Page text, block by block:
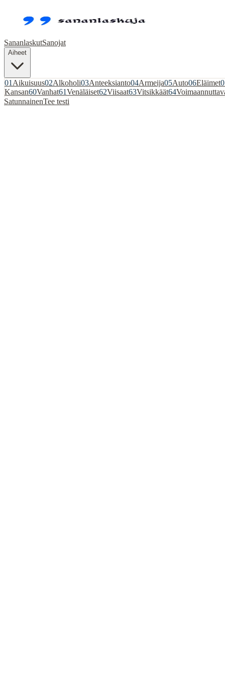
SananlaskutSanojat
Aiheet
01 Aikuisuus02Alkoholi03Anteeksianto04Armeija05Auto06Eläimet
Kansan60Vanhat61Venäläiset62Viisaat63Vitsikkäät64
SatunnainenTee testi